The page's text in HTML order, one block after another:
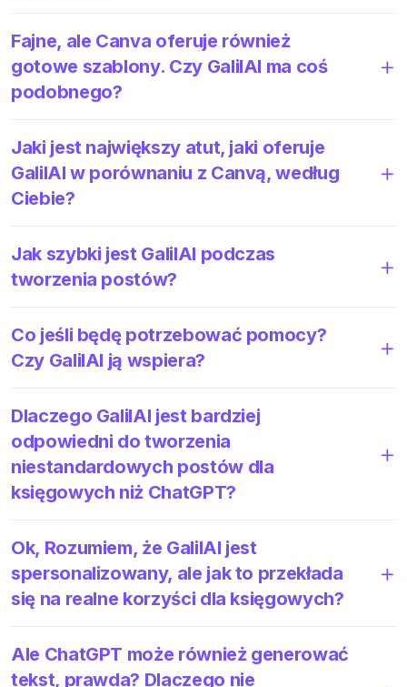
Fajne, ale Canva oferuje również
gotowe szablony. Czy GalilAI ma coś
podobnego?
Jaki jest największy atut, jaki oferuje
GalilAI w porównaniu z Canvą, według
Ciebie?
Jak szybki jest GalilAI podczas
tworzenia postów?
Co jeśli będę potrzebować pomocy?
Czy GalilAI ją wspiera?
Dlaczego GalilAI jest bardziej
odpowiedni do tworzenia
niestandardowych postów dla
księgowych niż ChatGPT?
Ok, Rozumiem, że GalilAI jest
spersonalizowany, ale jak to przekłada
się na realne korzyści dla księgowych?
Ale ChatGPT może również generować
tekst, prawda? Dlaczego nie